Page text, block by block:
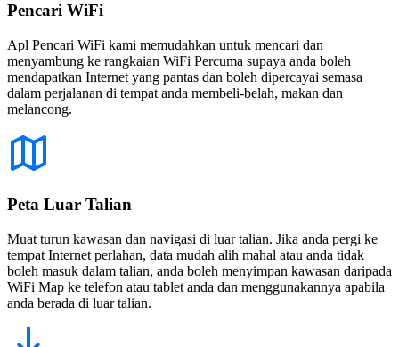
Pencari WiFi
Apl Pencari WiFi kami memudahkan untuk mencari dan
menyambung ke rangkaian WiFi Percuma supaya anda boleh
mendapatkan Internet yang pantas dan boleh dipercayai semasa
dalam perjalanan di tempat anda membeli-belah, makan dan
melancong.
Peta Luar Talian
Muat turun kawasan dan navigasi di luar talian. Jika anda pergi ke
tempat Internet perlahan, data mudah alih mahal atau anda tidak
boleh masuk dalam talian, anda boleh menyimpan kawasan daripada
WiFi Map ke telefon atau tablet anda dan menggunakannya apabila
anda berada di luar talian.